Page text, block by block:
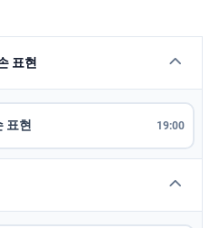
표현
표현 19:00